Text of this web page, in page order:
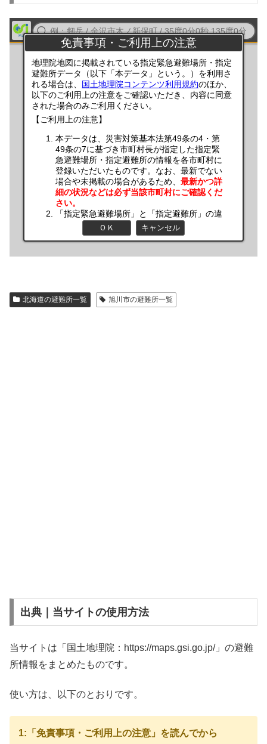
北海道の避難所一覧 旭川市の避難所一覧
出典｜当サイトの使用方法
当サイトは「国土地理院：https://maps.gsi.go.jp/」の避難
所情報をまとめたものです。
使い方は、以下のとおりです。
1:「免責事項・ご利用上の注意」を読んでから